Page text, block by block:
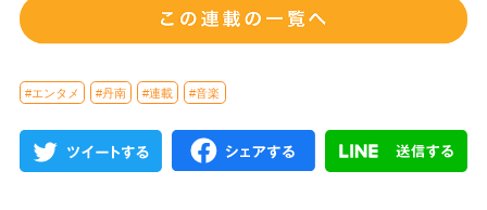
#エンタメ #丹南 #連載 #音楽